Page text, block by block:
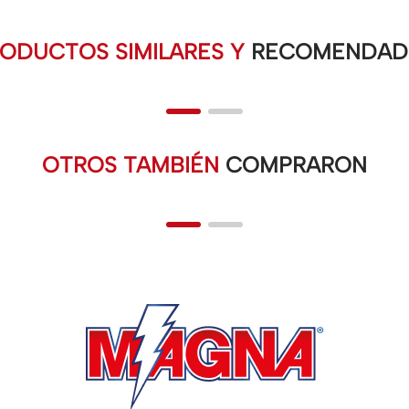
SIMILARES Y
OTROS TAMBIÉN COMPRARON